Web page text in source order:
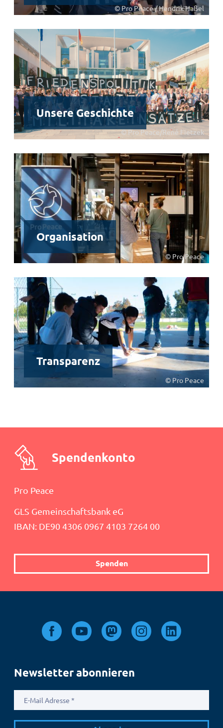
© Pro Peace / Hendrik Haßel
© Pro Peace/René Fietzek
Unsere Geschichte
© Pro Peace
Organisation
© Pro Peace
Transparenz
Spendenkonto
Pro Peace
GLS Gemeinschaftsbank eG
IBAN: DE90 4306 0967 4103 7264 00
Spenden
Newsletter abonnieren
Mail
Adresse